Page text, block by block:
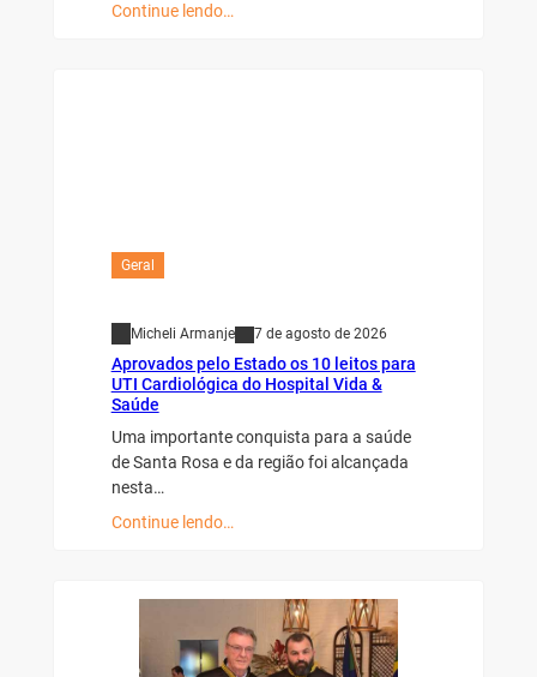
Continue lendo…
Geral
Micheli Armanje 7 de agosto de 2026
Aprovados pelo Estado os 10 leitos para
UTI Cardiológica do Hospital Vida &
Saúde
Uma importante conquista para a saúde
de Santa Rosa e da região foi alcançada
nesta…
Continue lendo…